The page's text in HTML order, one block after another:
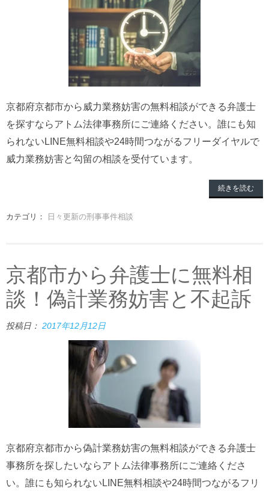
京都府京都市から威力業務妨害の無料相談ができる弁護士
を探すならアトム法律事務所にご連絡ください。誰にも知
られないLINE無料相談や24時間つながるフリーダイヤルで
威力業務妨害と勾留の相談を受付ています。
続きを読む
カテゴリ： 日々更新の刑事事件相談
京都市から弁護士に無料相
談！偽計業務妨害と不起訴
投稿日： 2017年12月12日
京都府京都市から偽計業務妨害の無料相談ができる弁護士
事務所を探したいならアトム法律事務所にご連絡くださ
い。誰にも知られないLINE無料相談や24時間つながるフリ